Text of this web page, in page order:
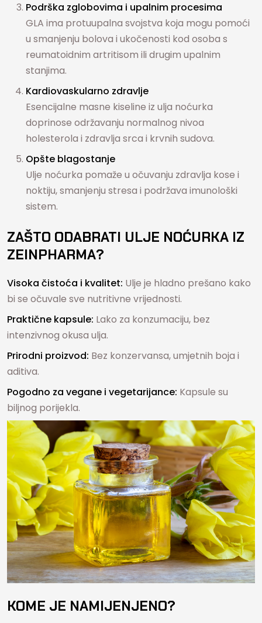
Podrška zglobovima i upalnim procesima
GLA ima protuupalna svojstva koja mogu pomoći
u smanjenju bolova i ukočenosti kod osoba s
reumatoidnim artritisom ili drugim upalnim
stanjima.
Kardiovaskularno zdravlje
Esencijalne masne kiseline iz ulja noćurka
doprinose održavanju normalnog nivoa
holesterola i zdravlja srca i krvnih sudova.
Opšte blagostanje
Ulje noćurka pomaže u očuvanju zdravlja kose i
noktiju, smanjenju stresa i podržava imunološki
sistem.
ZAŠTO ODABRATI ULJE NOĆURKA IZ
ZEINPHARMA?
Visoka čistoća i kvalitet: Ulje je hladno prešano kako
bi se očuvale sve nutritivne vrijednosti.
Praktične kapsule: Lako za konzumaciju, bez
intenzivnog okusa ulja.
Prirodni proizvod: Bez konzervansa, umjetnih boja i
aditiva.
Pogodno za vegane i vegetarijance: Kapsule su
biljnog porijekla.
KOME JE NAMIJENJENO?